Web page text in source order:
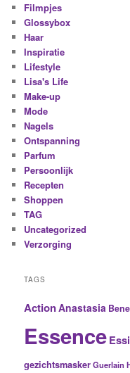
Filmpjes
Glossybox
Haar
Inspiratie
Lifestyle
Lisa's Life
Make-up
Mode
Nagels
Ontspanning
Parfum
Persoonlijk
Recepten
Shoppen
TAG
Uncategorized
Verzorging
TAGS
ActionAnastasia
Essence
gezichtsmaskerGuerlain